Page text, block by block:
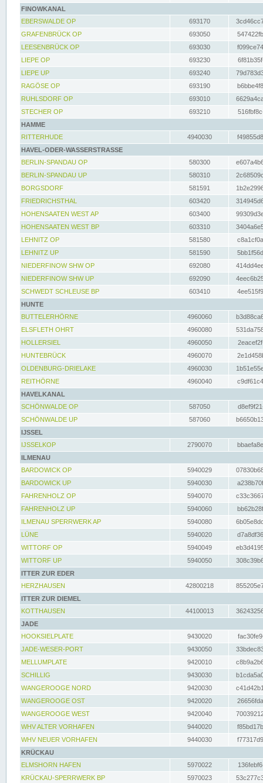
FINOWKANAL
EBERSWALDE OP
693170
GRAFENBRÜCK OP
693050
LEESENBRÜCK OP
693030
LIEPE OP
693230
LIEPE UP
693240
RAGÖSE OP
693190
RUHLSDORF OP
693010
STECHER OP
693210
HAMME
RITTERHUDE
4940030
HAVEL-ODER-WASSERSTRASSE
BERLIN-SPANDAU OP
580300
BERLIN-SPANDAU UP
580310
BORGSDORF
581591
FRIEDRICHSTHAL
603420
HOHENSAATEN WEST AP
603400
HOHENSAATEN WEST BP
603310
LEHNITZ OP
581580
LEHNITZ UP
581590
NIEDERFINOW SHW OP
692080
NIEDERFINOW SHW UP
692090
SCHWEDT SCHLEUSE BP
603410
HUNTE
BUTTELERHÖRNE
4960060
ELSFLETH OHRT
4960080
HOLLERSIEL
4960050
HUNTEBRÜCK
4960070
OLDENBURG-DRIELAKE
4960030
REITHÖRNE
4960040
HAVELKANAL
SCHÖNWALDE OP
587050
SCHÖNWALDE UP
587060
IJSSEL
IJSSELKOP
2790070
ILMENAU
BARDOWICK OP
5940029
BARDOWICK UP
5940030
FAHRENHOLZ OP
5940070
FAHRENHOLZ UP
5940060
ILMENAU SPERRWERK AP
5940080
LÜNE
5940020
WITTORF OP
5940049
WITTORF UP
5940050
ITTER ZUR EDER
HERZHAUSEN
42800218
ITTER ZUR DIEMEL
KOTTHAUSEN
44100013
JADE
HOOKSIELPLATE
9430020
JADE-WESER-PORT
9430050
MELLUMPLATE
9420010
SCHILLIG
9430030
WANGEROOGE NORD
9420030
WANGEROOGE OST
9420020
WANGEROOGE WEST
9420040
WHV ALTER VORHAFEN
9440020
WHV NEUER VORHAFEN
9440030
KRÜCKAU
ELMSHORN HAFEN
5970022
KRÜCKAU-SPERRWERK BP
5970023